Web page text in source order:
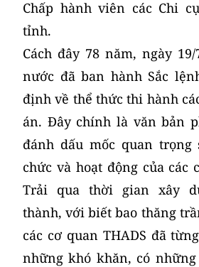
Chấp hành viên các Chi
tỉnh.
Cách đây 78 năm, ngày
nước đã ban hành Sắc
định về thể thức thi hành
án. Đây chính là văn bản
đánh dấu mốc quan
chức và hoạt động của các
Trải qua thời gian xây
thành, với biết bao thăng
các cơ quan THADS đã
những khó khăn, có